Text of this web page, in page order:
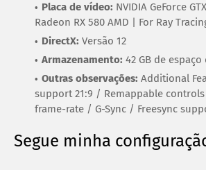
Placa de vídeo: NVIDIA GeForce
Radeon RX 580 AMD | For Ray
DirectX: Versão 12
Armazenamento: 42 GB de
Outras observações: Additional
support 21:9 / Remappable
frame-rate / G-Sync / Freesync
Segue minha